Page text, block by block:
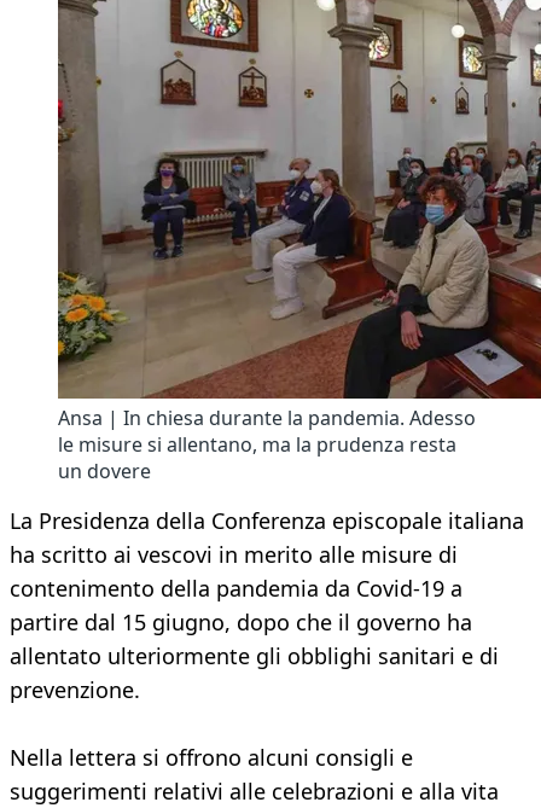
Ansa | In chiesa durante la pandemia. Adesso
le misure si allentano, ma la prudenza resta
un dovere
La Presidenza della Conferenza episcopale italiana
ha scritto ai vescovi in merito alle misure di
contenimento della pandemia da Covid-19 a
partire dal 15 giugno, dopo che il governo ha
allentato ulteriormente gli obblighi sanitari e di
prevenzione.
Nella lettera si offrono alcuni consigli e
suggerimenti relativi alle celebrazioni e alla vita